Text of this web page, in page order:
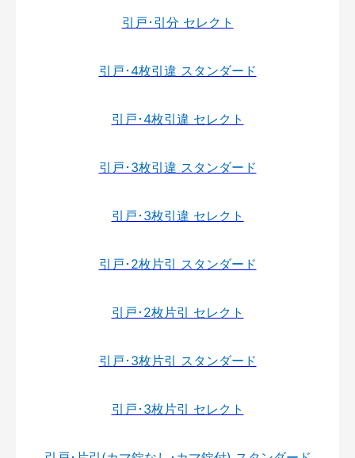
引戸･引分 セレクト
引戸･4枚引違 スタンダード
引戸･4枚引違 セレクト
引戸･3枚引違 スタンダード
引戸･3枚引違 セレクト
引戸･2枚片引 スタンダード
引戸･2枚片引 セレクト
引戸･3枚片引 スタンダード
引戸･3枚片引 セレクト